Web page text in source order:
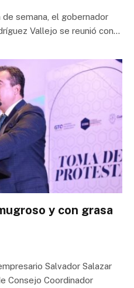
semana, el gobernador
Vallejo se reunió con…
y con grasa
Salvador Salazar
Consejo Coordinador